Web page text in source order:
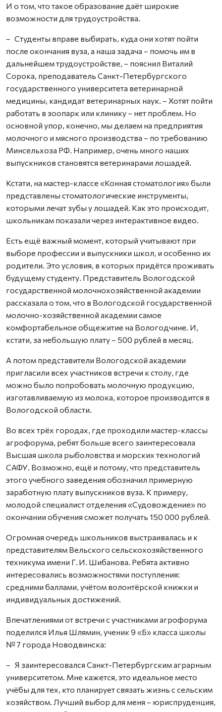
И о том, что такое образование даёт широкие
возможности для трудоустройства.
– Студенты вправе выбирать, куда они хотят пойти
после окончания вуза, а наша задача – помочь им в
дальнейшем трудоустройстве, – пояснил Виталий
Сорока, преподаватель Санкт-Петербургского
государственного университета ветеринарной
медицины, кандидат ветеринарных наук. – Хотят пойти
работать в зоопарк или клинику – нет проблем. Но
основной упор, конечно, мы делаем на предприятия
молочного и мясного производства – по требованию
Минсельхоза РФ. Например, очень много наших
выпускников становятся ветеринарами лошадей.
Кстати, на мастер-классе «Конная стоматология» были
представлены стоматологические инструменты,
которыми лечат зубы у лошадей. Как это происходит,
школьникам показали через интерактивное видео.
Есть ещё важный момент, который учитывают при
выборе профессии и выпускники школ, и особенно их
родители. Это условия, в которых придётся проживать
будущему студенту. Представитель Вологодской
государственной молочнохозяйственной академии
рассказала о том, что в Вологодской государственной
молочно-хозяйственной академии самое
комфортабельное общежитие на Вологодчине. И,
кстати, за небольшую плату – 500 рублей в месяц.
А потом представители Вологодской академии
пригласили всех участников встречи к столу, где
можно было попробовать молочную продукцию,
изготавливаемую из молока, которое производится в
Вологодской области.
Во всех трёх городах, где проходили мастер-классы
агрофорума, ребят больше всего заинтересовала
Высшая школа рыболовства и морских технологий
САФУ. Возможно, ещё и потому, что представитель
этого учебного заведения обозначил примерную
заработную плату выпускников вуза. К примеру,
молодой специалист отделения «Судовождение» по
окончании обучения сможет получать 150 000 рублей.
Огромная очередь школьников выстраивалась и к
представителям Вельского сельскохозяйственного
техникума имени Г. И. Шибанова. Ребята активно
интересовались возможностями поступления:
средними баллами, учётом волонтёрской книжки и
индивидуальных достижений.
Впечатлениями от встречи с участниками агрофорума
поделился Илья Шлямин, ученик 9 «Б» класса школы
№ 7 города Новодвинска:
– Я заинтересовался Санкт-Петербургским аграрным
университетом. Мне кажется, это идеальное место
учёбы для тех, кто планирует связать жизнь с сельским
хозяйством. Лучший выбор для меня – юриспруденция,